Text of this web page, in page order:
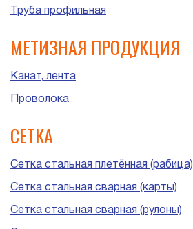
Труба профильная
МЕТИЗНАЯ ПРОДУКЦИЯ
Канат, лента
Проволока
СЕТКА
Сетка стальная плетённая (рабица)
Сетка стальная сварная (карты)
Сетка стальная сварная (рулоны)